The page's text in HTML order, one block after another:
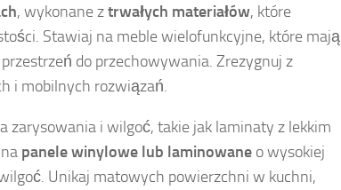
, wykonane ztrwałych materiałów, które
Stawiaj na meble wielofunkcyjne, które mają
do przechowywania. Zrezygnuj z
i mobilnych rozwiązań.
zarysowania i wilgoć, takie jak laminaty z lekkim
panele winylowe lub laminowane o wysokiej
Unikaj matowych powierzchni w kuchni,